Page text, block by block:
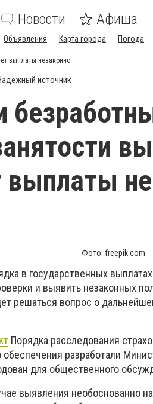
Новости Афиша
Объявления Карта города Погода
выплаты незаконно
источник
выплаты
Фото: freepik.com
в государственных
и выявить незаконных
решаться вопрос о
Порядка расследования
обеспечения разработали
для общественного
выявления необоснованно